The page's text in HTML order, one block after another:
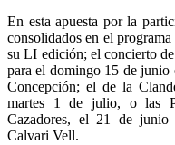
En esta apuesta por la
consolidados en el
su LI edición; el concierto
para el domingo 15 de junio
Concepción; el de la
martes 1 de julio, o las
Cazadores, el 21 de
Calvari Vell.